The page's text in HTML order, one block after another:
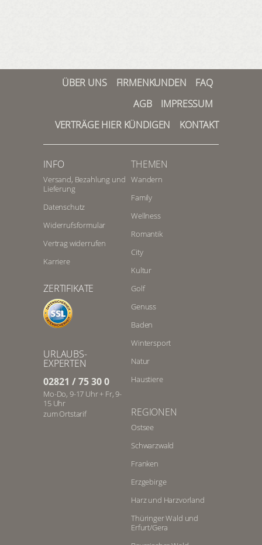
ÜBER UNS FIRMENKUNDEN
FAQ
AGB
IMPRESSUM
VERTRÄGE HIER KÜNDIGEN
KONTAKT
INFO
Versand, Bezahlung und
Lieferung
Datenschutz
Widerrufsformular
Vertrag widerrufen
Karriere
ZERTIFIKATE
URLAUBS-
EXPERTEN
02821 / 75 30 0
Mo-Do, 9-17 Uhr + Fr, 9-
15 Uhr
zum Ortstarif
THEMEN
Wandern
Family
Wellness
Romantik
City
Kultur
Golf
Genuss
Baden
Wintersport
Natur
Haustiere
REGIONEN
Ostsee
Schwarzwald
Franken
Erzgebirge
Harz und Harzvorland
Thüringer Wald und
Erfurt/Gera